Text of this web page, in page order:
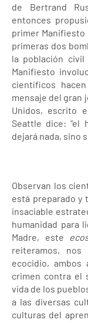
de Bertrand
entonces
primer Manifiesto
primeras dos
la población civil
Manifiesto
científicos
mensaje del gran
Unidos, escrito
Seattle dice: “el
dejará nada, sino
Observan los
está preparado y
insaciable
humanidad para
Madre, este
reiteramos, nos
ecocidio,
crimen contra el
vida de los
a las diversas
culturas del